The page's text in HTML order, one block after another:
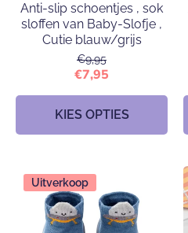
Anti-slip schoentjes , sok
sloffen van Baby-Slofje ,
Cutie blauw/grijs
€9,95
€7,95
KIES OPTIES
Uitverkoop